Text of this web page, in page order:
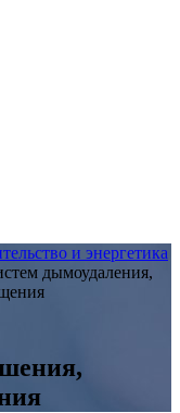
и энергетика
дымоудаления,